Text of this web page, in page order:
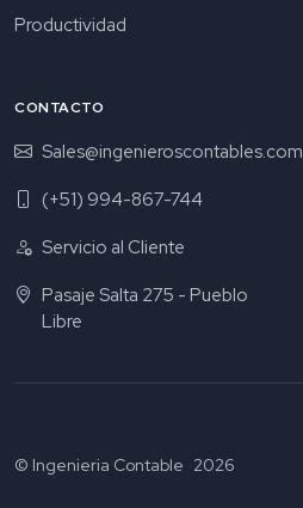
Productividad
CONTACTO
Sales@ingenieroscontables.com
(+51) 994-867-744
Servicio al Cliente
Pasaje Salta 275 - Pueblo
Libre
© Ingenieria Contable 2026